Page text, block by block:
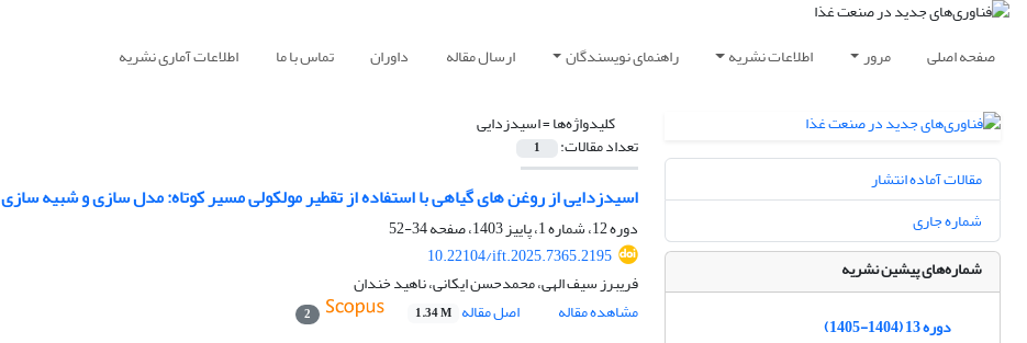
صفحه اصلی مرور اطلاعات نشریه راهنمای نویسندگان ارسال مقاله داوران تماس با ما اطلاعات آماری نشریه
کلیدواژه‌ها =اسیدزدایی
تعداد مقالات: 1
اسیدزدایی از روغن های گیاهی با استفاده از تقطیر مولکولی مسیر کوتاه: مدل سازی و شبیه سازی
دوره 12، شماره 1، پاییز 1403، صفحه
34-52
10.22104/ift.2025.7365.2195
فریبرز سیف الهی، محمدحسن ایکانی، ناهید خندان
مشاهده مقاله
اصل مقاله 1.34 M
2
مقالات آماده انتشار
شماره جاری
شماره‌های پیشین نشریه
دوره 13 (1404-1405)